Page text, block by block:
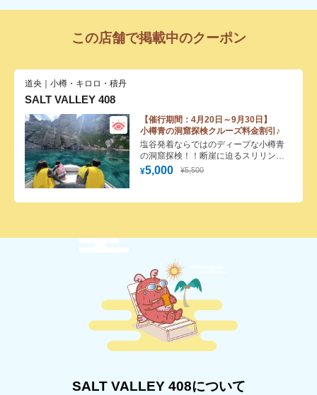
この店舗で掲載中のクーポン
道央｜小樽・キロロ・積丹
SALT VALLEY 408
【催行期間：4月20日～9月30日】
小樽青の洞窟探検クルーズ料金割引♪
¥5,000 ¥5,500
塩谷発着ならではのディープな小樽青
の洞窟探検！！断崖に迫るスリリング
な遊覧と幻想的な青の洞窟をお楽しみ
ください♪
SALT VALLEY 408について